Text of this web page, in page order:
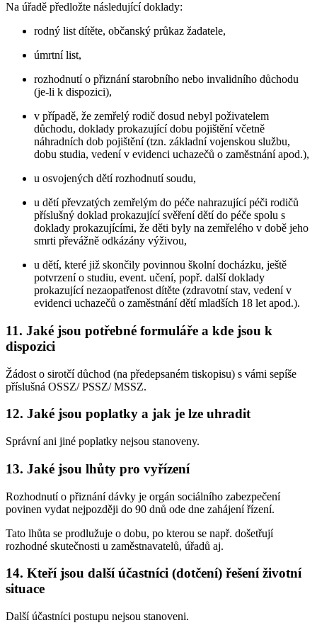
Na úřadě předložte následující doklady:
rodný list dítěte, občanský průkaz žadatele,
úmrtní list,
rozhodnutí o přiznání starobního nebo invalidního důchodu
(je-li k dispozici),
v případě, že zemřelý rodič dosud nebyl poživatelem
důchodu, doklady prokazující dobu pojištění včetně
náhradních dob pojištění (tzn. základní vojenskou službu,
dobu studia, vedení v evidenci uchazečů o zaměstnání apod.),
u osvojených dětí rozhodnutí soudu,
u dětí převzatých zemřelým do péče nahrazující péči rodičů
příslušný doklad prokazující svěření dětí do péče spolu s
doklady prokazujícími, že děti byly na zemřelého v době jeho
smrti převážně odkázány výživou,
u dětí, které již skončily povinnou školní docházku, ještě
potvrzení o studiu, event. učení, popř. další doklady
prokazující nezaopatřenost dítěte (zdravotní stav, vedení v
evidenci uchazečů o zaměstnání dětí mladších 18 let apod.).
11. Jaké jsou potřebné formuláře a kde jsou k
dispozici
Žádost o sirotčí důchod (na předepsaném tiskopisu) s vámi sepíše
příslušná OSSZ/ PSSZ/ MSSZ.
12. Jaké jsou poplatky a jak je lze uhradit
Správní ani jiné poplatky nejsou stanoveny.
13. Jaké jsou lhůty pro vyřízení
Rozhodnutí o přiznání dávky je orgán sociálního zabezpečení
povinen vydat nejpozději do 90 dnů ode dne zahájení řízení.
Tato lhůta se prodlužuje o dobu, po kterou se např. došetřují
rozhodné skutečnosti u zaměstnavatelů, úřadů aj.
14. Kteří jsou další účastníci (dotčení) řešení životní
situace
Další účastníci postupu nejsou stanoveni.